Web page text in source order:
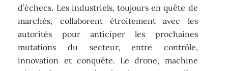
d’échecs. Les industriels, toujours en quête de
marchés, collaborent étroitement avec les
autorités pour anticiper les prochaines
mutations du secteur, entre contrôle,
innovation et conquête. Le drone, machine